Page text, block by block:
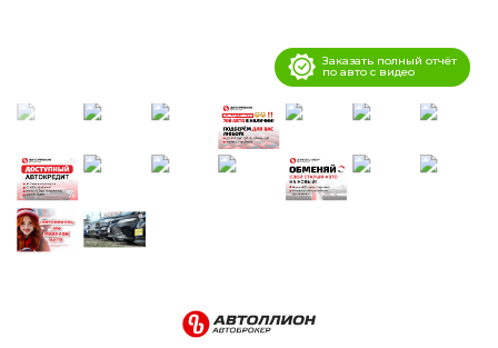
Заказать полный отчёт
по авто с видео